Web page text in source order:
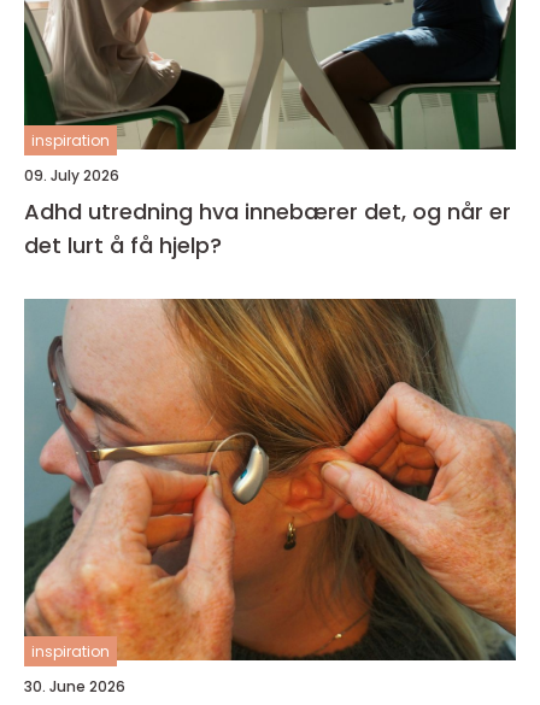
inspiration
09. July 2026
Adhd utredning hva innebærer det, og når er
det lurt å få hjelp?
inspiration
30. June 2026